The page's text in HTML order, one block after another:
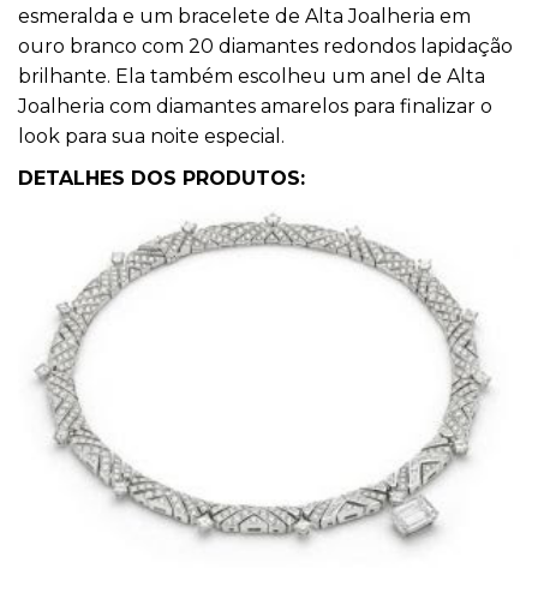
esmeralda e um bracelete de Alta Joalheria em
ouro branco com 20 diamantes redondos lapidação
brilhante. Ela também escolheu um anel de Alta
Joalheria com diamantes amarelos para finalizar o
look para sua noite especial.
DETALHES DOS PRODUTOS: